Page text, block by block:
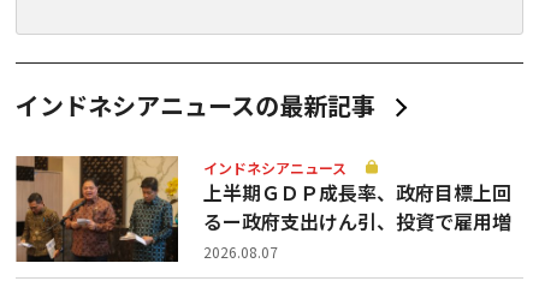
インドネシアニュースの最新記事
インドネシアニュース
上半期ＧＤＰ成長率、政府目標上回
るー政府支出けん引、投資で雇用増
2026.08.07